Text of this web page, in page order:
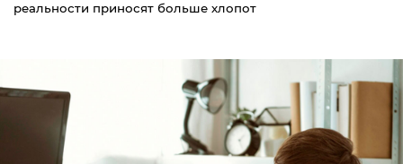
реальности приносят больше хлопот